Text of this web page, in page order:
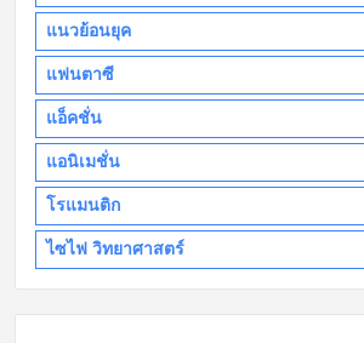
แนวย้อนยุค
แฟนตาซี
แอ็คชั่น
แอนิเมชั่น
โรแมนติก
ไซไฟ วิทยาศาสตร์